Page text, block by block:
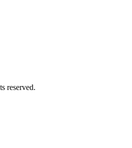
reserved.